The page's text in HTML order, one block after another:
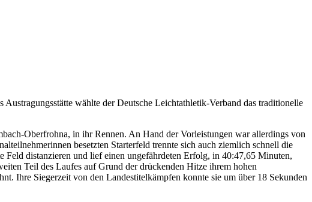
wählte der Deutsche Leichtathletik-Verband das traditionelle
Oberfrohna, in ihr Rennen. An Hand der Vorleistungen war allerdings von
besetzten Starterfeld trennte sich auch ziemlich schnell die
Feld distanzieren und lief einen ungefährdeten Erfolg, in 40:47,65 Minuten,
Teil des Laufes auf Grund der drückenden Hitze ihrem hohen
Ihre Siegerzeit von den Landestitelkämpfen konnte sie um über 18 Sekunden